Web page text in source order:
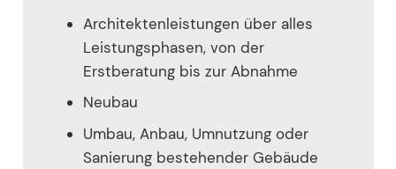
Architektenleistungen über alles
Leistungsphasen, von der
Erstberatung bis zur Abnahme
Neubau
Umbau, Anbau, Umnutzung oder
Sanierung bestehender Gebäude